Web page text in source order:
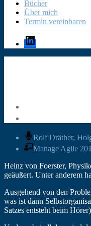
Bücher
Über mich
Termin vereinbaren
LinkedIn
Rolf Dräther,
Manage Agile
Heinz von Foerster,
geäußert. Unter anderem
Ausgehend von den
was ist dann
Satzes entsteht beim